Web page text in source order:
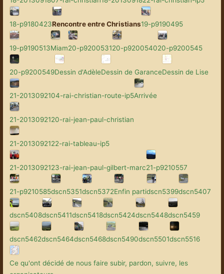
18-p9180423Rencontre entre Christians19-p9190495
19-p9190513Miam20-p920053120-p920054020-p9200545
20-p9200549Dessin d'AdèleDessin de GaranceDessin de Lise
21-2013092104-rai-christian-route-ip5Arrivée
21-2013092120-rai-jean-paul-christian
21-2013092122-rai-tableau-ip5
21-2013092123-rai-jean-paul-gilbert-marc21-p9210557
21-p9210585dscn5351dscn5372Enfin partidscn5399dscn5407
dscn5408dscn5411dscn5418dscn5424dscn5448dscn5459
dscn5462dscn5464dscn5468dscn5490dscn5501dscn5516
Ce qu'ont décidé de nous faire subir, pardon, suivre, les